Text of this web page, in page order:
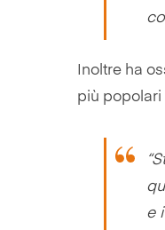
Inoltre ha
più popolari
e